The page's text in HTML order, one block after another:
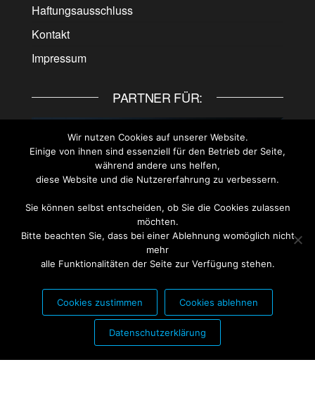
Haftungsausschluss
Kontakt
Impressum
PARTNER FÜR:
PARTNER FÜR:
Wir nutzen Cookies auf unserer Website.
Einige von ihnen sind essenziell für den Betrieb der Seite,
während andere uns helfen,
diese Website und die Nutzererfahrung zu verbessern.
Sie können selbst entscheiden, ob Sie die Cookies zulassen
möchten.
Bitte beachten Sie, dass bei einer Ablehnung womöglich nicht
mehr
alle Funktionalitäten der Seite zur Verfügung stehen.
Cookies zustimmen Cookies ablehnen
Datenschutzerklärung